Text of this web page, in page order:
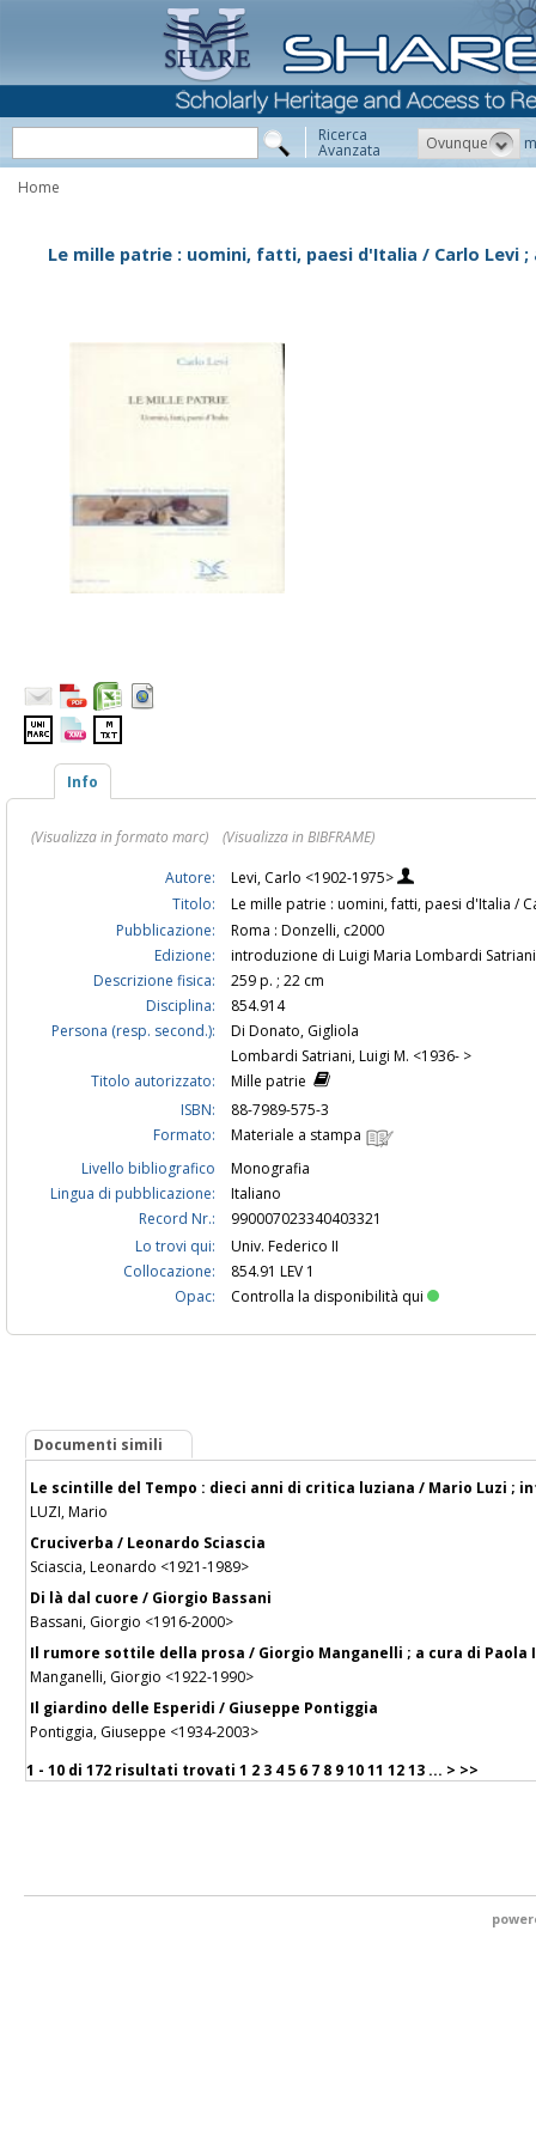
Ricerca
Avanzata Ovunque
Home
Le mille patrie : uomini, fatti, paesi d'Italia / Carlo Levi ;
Info
(Visualizza in formato marc)
(Visualizza in BIBFRAME)
Autore:
Levi, Carlo <1902-1975>
Titolo:
Le mille patrie : uomini, fatti, paesi d'Italia /
Pubblicazione:
Roma : Donzelli, c2000
Edizione:
introduzione di Luigi Maria Lombardi Satriani
Descrizione fisica:
259 p. ; 22 cm
Disciplina:
854.914
Persona (resp. second.):
Di Donato, Gigliola
Lombardi Satriani, Luigi M. <1936- >
Titolo autorizzato:
Mille patrie
ISBN:
88-7989-575-3
Formato:
Materiale a stampa
Livello bibliografico
Monografia
Lingua di pubblicazione:
Italiano
Record Nr.:
990007023340403321
Lo trovi qui:
Univ. Federico II
Collocazione:
854.91 LEV 1
Opac:
Controlla la disponibilità qui
Documenti simili
Le scintille del Tempo : dieci anni di critica luziana / Mario Luzi ;
LUZI, Mario
Cruciverba / Leonardo Sciascia
Sciascia, Leonardo <1921-1989>
Di là dal cuore / Giorgio Bassani
Bassani, Giorgio <1916-2000>
Il rumore sottile della prosa / Giorgio Manganelli ; a cura di Paola
Manganelli, Giorgio <1922-1990>
Il giardino delle Esperidi / Giuseppe Pontiggia
Pontiggia, Giuseppe <1934-2003>
1 - 10 di 172 risultati trovati 1 2 3 4 5 6 7 8 91011 1213 ... > >>